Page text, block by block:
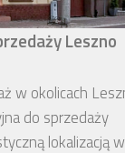
Leszno
w okolicach
do sprzedaży
lokalizacją w